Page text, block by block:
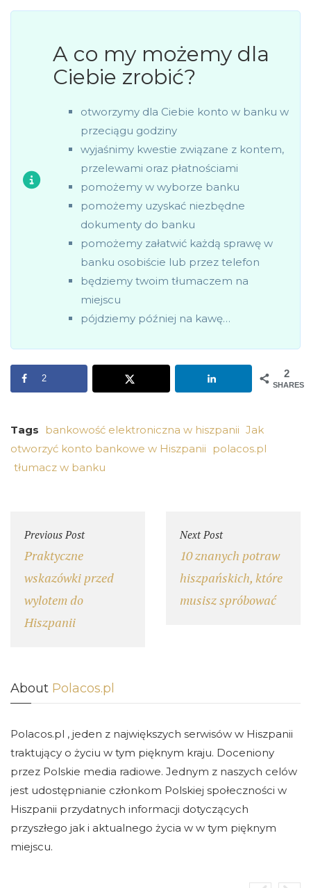
A co my możemy dla
Ciebie zrobić?
otworzymy dla Ciebie konto w banku w
przeciągu godziny
wyjaśnimy kwestie związane z kontem,
przelewami oraz płatnościami
pomożemy w wyborze banku
pomożemy uzyskać niezbędne
dokumenty do banku
pomożemy załatwić każdą sprawę w
banku osobiście lub przez telefon
będziemy twoim tłumaczem na
miejscu
pójdziemy później na kawę…
2
SHARES
2
Tags bankowość elektroniczna w hiszpanii Jak
otworzyć konto bankowe w Hiszpanii polacos.pl
tłumacz w banku
Previous Post
Praktyczne
wskazówki przed
wylotem do
Hiszpanii
Next Post
10 znanych potraw
hiszpańskich, które
musisz spróbować
About Polacos.pl
Polacos.pl , jeden z największych serwisów w Hiszpanii
traktujący o życiu w tym pięknym kraju. Doceniony
przez Polskie media radiowe. Jednym z naszych celów
jest udostępnianie członkom Polskiej społeczności w
Hiszpanii przydatnych informacji dotyczących
przyszłego jak i aktualnego życia w w tym pięknym
miejscu.